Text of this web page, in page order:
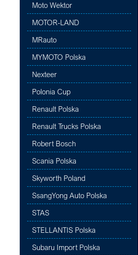
Moto Wektor
MOTOR-LAND
MRauto
MYMOTO Polska
Nexteer
Polonia Cup
Renault Polska
Renault Trucks Polska
Robert Bosch
Scania Polska
Skyworth Poland
SsangYong Auto Polska
STAS
STELLANTIS Polska
Subaru Import Polska